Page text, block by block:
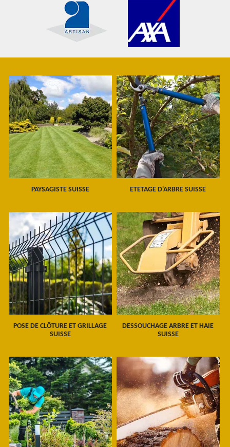
PAYSAGISTE SUISSE ETETAGE D'ARBRE SUISSE
POSE DE CLÔTURE ET GRILLAGE
SUISSE
DESSOUCHAGE ARBRE ET HAIE
SUISSE